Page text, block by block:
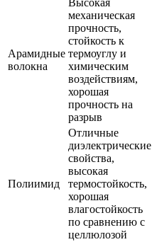
Арамидные
волокна
Высокая
механическая
прочность,
стойкость к
термоуглу и
химическим
воздействиям,
хорошая
прочность на
разрыв
Полиимид
Отличные
диэлектрические
свойства,
высокая
термостойкость,
хорошая
влагостойкость
по сравнению с
целлюлозой